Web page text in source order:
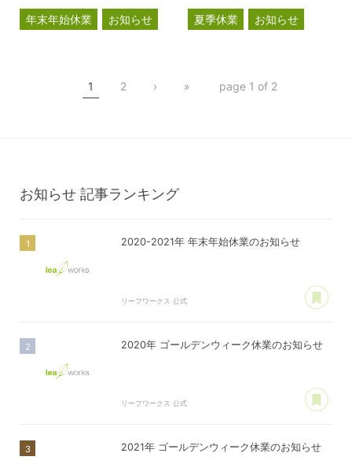
年末年始休業 お知らせ 夏季休業 お知らせ
1 2 › » page 1 of 2
お知らせ 記事ランキング
2020-2021年 年末年始休業のお知らせ
リーフワークス 公式
2020年 ゴールデンウィーク休業のお知らせ
リーフワークス 公式
2021年 ゴールデンウィーク休業のお知らせ